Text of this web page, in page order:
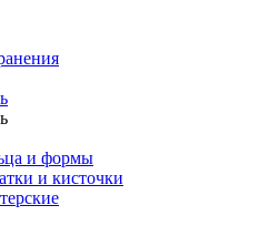
и формы
и кисточки